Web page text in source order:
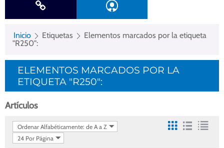
Inicio Etiquetas
Elementos marcados por la etiqueta
"R250":
ELEMENTOS MARCADOS POR LA
ETIQUETA "R250":
Artículos
Ordenar Alfabéticamente: de A a Z
24 Por Página